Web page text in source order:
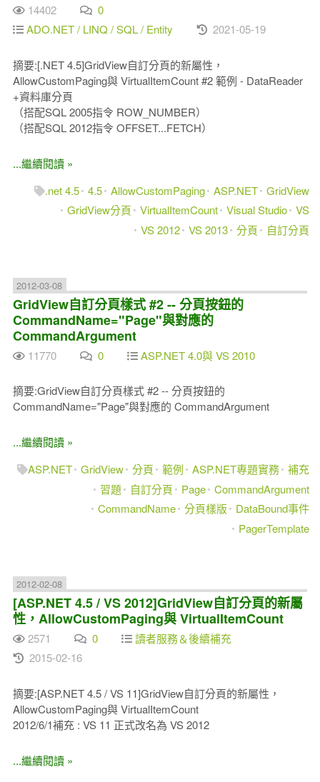
14402
0
ADO.NET / LINQ / SQL / Entity
2021-05-19
摘要:[.NET 4.5]GridView自訂分頁的新屬性，
AllowCustomPaging與 VirtualItemCount #2 範例 - DataReader
+資料庫分頁
（搭配SQL 2005指令 ROW_NUMBER）
（搭配SQL 2012指令 OFFSET...FETCH）
...繼續閱讀 »
.net 4.5 4.5 AllowCustomPaging ASP.NET GridView
GridView分頁
VirtualItemCount Visual Studio VS
VS 2012 VS 2013 分頁 自訂分頁
2012-03-08
GridView自訂分頁樣式 #2 -- 分頁按鈕的
CommandName="Page"與對應的
CommandArgument
11770 0 ASP.NET 4.0與 VS 2010
摘要:GridView自訂分頁樣式 #2 -- 分頁按鈕的
CommandName="Page"與對應的 CommandArgument
...繼續閱讀 »
ASP.NET GridView 分頁 範例 ASP.NET專題實務 補充
習題
自訂分頁 Page CommandArgument
CommandName 分頁樣版
DataBound事件
PagerTemplate
2012-02-08
[ASP.NET 4.5 / VS 2012]GridView自訂分頁的新屬
性，AllowCustomPaging與 VirtualItemCount
2571 0
讀者服務＆後續補充
2015-02-16
摘要:[ASP.NET 4.5 / VS 11]GridView自訂分頁的新屬性，
AllowCustomPaging與 VirtualItemCount
2012/6/1補充 : VS 11 正式改名為 VS 2012
...繼續閱讀 »